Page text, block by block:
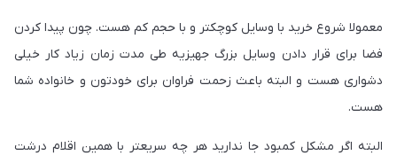
معمولا شروع خرید با وسایل کوچکتر و با حجم کم هست. چون پیدا کردن
فضا برای قرار دادن وسایل بزرگ جهیزیه طی مدت زمان زیاد کار خیلی
دشواری هست و البته باعث زحمت فراوان برای خودتون و خانواده شما
هست.
البته اگر مشکل کمبود جا ندارید هر چه سریعتر با همین اقلام درشت